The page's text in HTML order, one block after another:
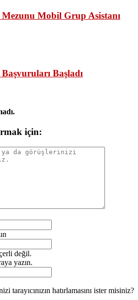
Mobil Grup Asistanı
Başladı
için:
değil.
yazın.
tarayıcınızın hatırlamasını ister misiniz?